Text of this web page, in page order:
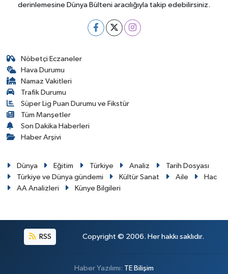
derinlemesine Dünya Bülteni aracılığıyla takip edebilirsiniz.
Nöbetçi Eczaneler
Hava Durumu
Namaz Vakitleri
Trafik Durumu
Süper Lig Puan Durumu ve Fikstür
Tüm Manşetler
Son Dakika Haberleri
Haber Arşivi
Dünya Eğitim Türkiye Analiz
Tarih Dosyası
Türkiye ve Dünya gündemi
Kültür Sanat Aile
Hac
AA Analizleri
Künye Bilgileri
RSS Copyright © 2006. Her hakkı saklıdır.
Haber Yazılımı: TE Bilişim